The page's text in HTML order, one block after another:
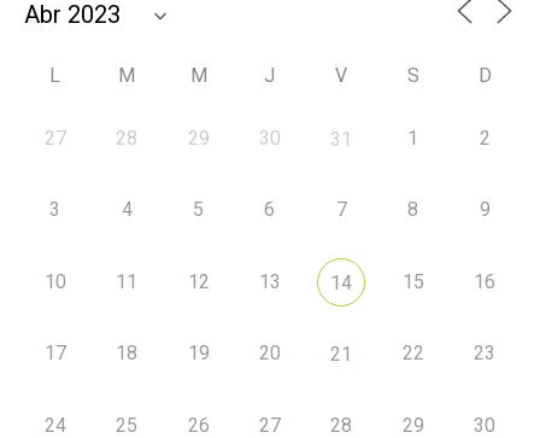
L M M J V S D
27 28 29 30 31 1 2
3 4 5 6 7 8 9
10 11 12 13 14 15 16
17 18 19 20 21 22 23
24 25 26 27 28 29 30